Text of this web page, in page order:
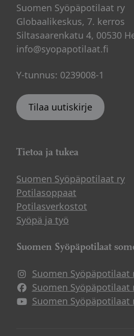
Suomen Syöpäpotilaat ry
Globaalikeskus, 7. kerros
Siltasaarenkatu 4, 00530
info@syopapotilaat.fi
Y-tunnus: 0239008-1
Tilaa uutiskirje
Tietoa ja tukea
Suomen Syöpäpotilaat ry
Potilasoppaat
Potilasverkostot
Syöpä ja työ
Suomen Syöpäpotilaat
Suomen
Suomen Syöpäpotilaat
Suomen Syöpäpotilaat